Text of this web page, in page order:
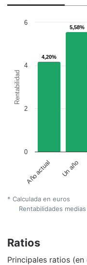
Rentabilidad
4,20%
4,20%
5,58%
5,58%
Año actual Un año
0
2
4
6
* Calculada en euros
Rentabilidades
Ratios
Principales ratios